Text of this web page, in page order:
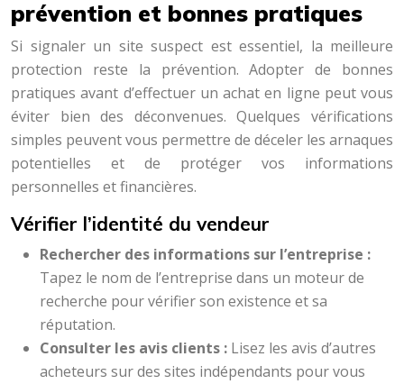
prévention et bonnes pratiques
Si signaler un site suspect est essentiel, la meilleure
protection reste la prévention. Adopter de bonnes
pratiques avant d’effectuer un achat en ligne peut vous
éviter bien des déconvenues. Quelques vérifications
simples peuvent vous permettre de déceler les arnaques
potentielles et de protéger vos informations
personnelles et financières.
Vérifier l’identité du vendeur
Rechercher des informations sur l’entreprise :
Tapez le nom de l’entreprise dans un moteur de
recherche pour vérifier son existence et sa
réputation.
Consulter les avis clients : Lisez les avis d’autres
acheteurs sur des sites indépendants pour vous